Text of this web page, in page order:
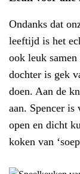
Ondanks dat
leeftijd is het
ook leuk
dochter is gek
doen. Aan de
aan. Spencer
open en dicht
koken van